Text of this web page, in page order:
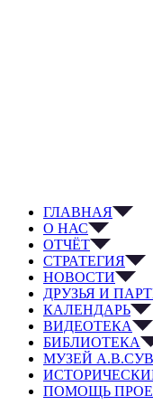
ГЛАВНАЯ
О НАС
ОТЧЁТ
СТРАТЕГИЯ
НОВОСТИ
ДРУЗЬЯ И
КАЛЕНДАРЬ
ВИДЕОТЕКА
БИБЛИОТЕКА
МУЗЕЙ
ПОМОЩЬ